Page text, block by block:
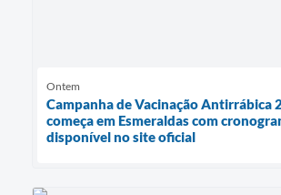
Ontem
Campanha de Vacinação Antirrábica
começa em Esmeraldas com
disponível no site oficial